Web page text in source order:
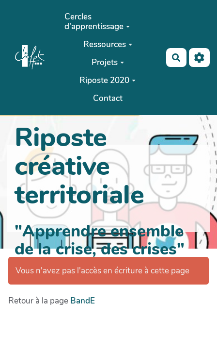
Aller au contenu principal
Cercles
d'apprentissage
Ressources
Projets
Riposte 2020
Contact
Riposte
créative
territoriale
"Apprendre ensemble
de la crise, des crises"
Vous n'avez pas l'accès en écriture à cette page
Retour à la page BandE